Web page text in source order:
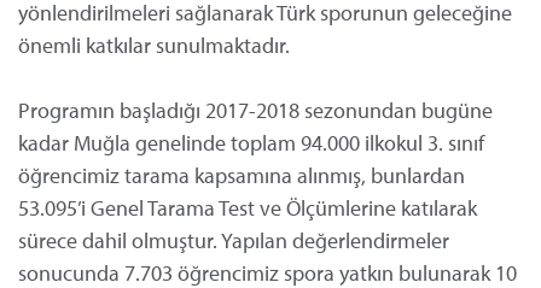
yönlendirilmeleri sağlanarak Türk sporunun geleceğine
önemli katkılar sunulmaktadır.
Programın başladığı 2017-2018 sezonundan bugüne
kadar Muğla genelinde toplam 94.000 ilkokul 3. sınıf
öğrencimiz tarama kapsamına alınmış, bunlardan
53.095’i Genel Tarama Test ve Ölçümlerine katılarak
sürece dahil olmuştur. Yapılan değerlendirmeler
sonucunda 7.703 öğrencimiz spora yatkın bulunarak 10